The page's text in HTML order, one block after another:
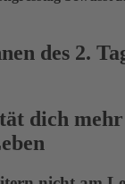
des 2.
dich mehr